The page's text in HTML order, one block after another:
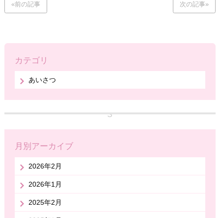
«前の記事 次の記事»
カテゴリ
あいさつ
月別アーカイブ
2026年2月
2026年1月
2025年2月